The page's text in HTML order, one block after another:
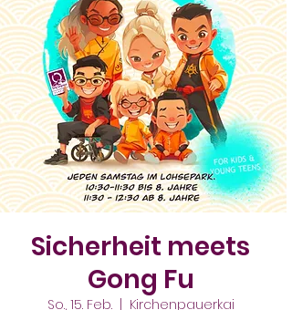
Sicherheit meets
Gong Fu
So., 15. Feb.
  |
Kirchenpauerkai